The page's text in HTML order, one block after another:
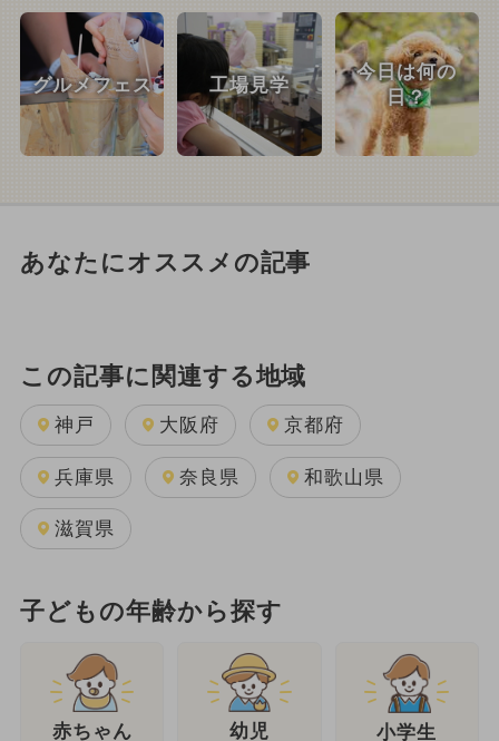
グルメフェス 工場見学
今日は何の
日？
あなたにオススメの記事
この記事に関連する地域
神戸 大阪府 京都府
兵庫県 奈良県 和歌山県
滋賀県
子どもの年齢から探す
赤ちゃん 幼児 小学生